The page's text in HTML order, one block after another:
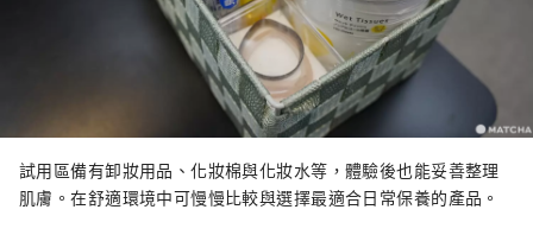
試用區備有卸妝用品、化妝棉與化妝水等，體驗後也能妥善整理
肌膚。在舒適環境中可慢慢比較與選擇最適合日常保養的產品。